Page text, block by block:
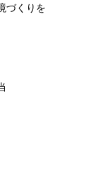
づくりを